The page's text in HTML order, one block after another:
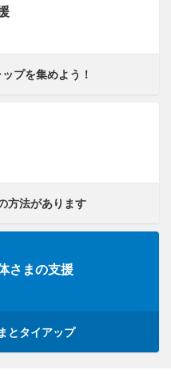
プを集めよう！
方法があります
さまの支援
とタイアップ